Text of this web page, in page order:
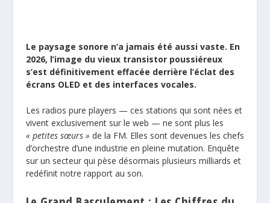
Le paysage sonore n’a jamais été aussi vaste. En
2026, l’image du vieux transistor poussiéreux
s’est définitivement effacée derrière l’éclat des
écrans OLED et des interfaces vocales.
Les radios pure players — ces stations qui sont nées et
vivent exclusivement sur le web — ne sont plus les
« petites sœurs » de la FM. Elles sont devenues les chefs
d’orchestre d’une industrie en pleine mutation. Enquête
sur un secteur qui pèse désormais plusieurs milliards et
redéfinit notre rapport au son.